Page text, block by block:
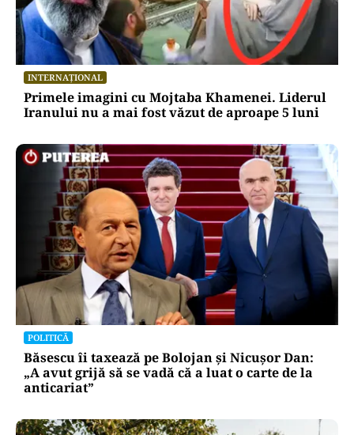
INTERNAȚIONAL
Primele imagini cu Mojtaba Khamenei. Liderul
Iranului nu a mai fost văzut de aproape 5 luni
POLITICĂ
Băsescu îi taxează pe Bolojan și Nicușor Dan:
„A avut grijă să se vadă că a luat o carte de la
anticariat”